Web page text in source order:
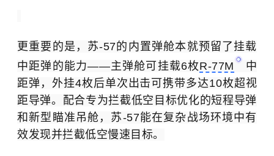
更重要的是，苏-57的内置弹舱本就预留了挂载
中距弹的能力——主弹舱可挂载6枚R-77M
中
距弹，外挂4枚后单次出击可携带多达10枚超视
距导弹。配合专为拦截低空目标优化的短程导弹
和新型瞄准吊舱，苏-57能在复杂战场环境中有
效发现并拦截低空慢速目标。